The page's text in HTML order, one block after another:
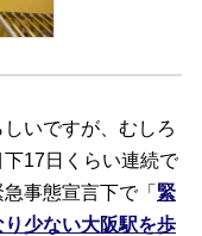
いですが、むしろ
17日くらい連続で
事態宣言下で「 緊
少ない大阪駅を歩